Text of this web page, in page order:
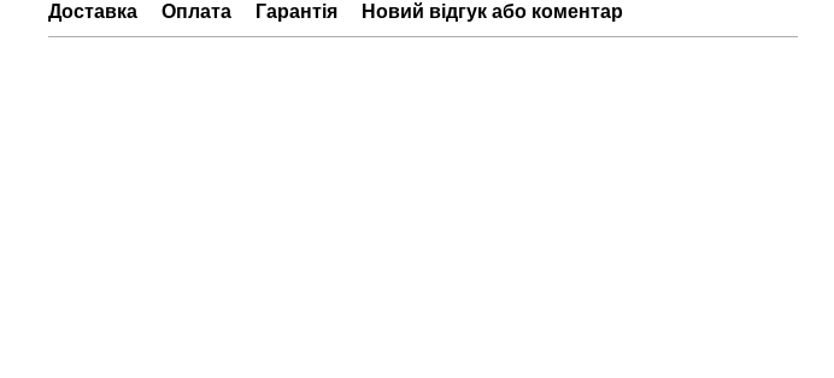
Доставка Оплата Гарантія Новий відгук або коментар